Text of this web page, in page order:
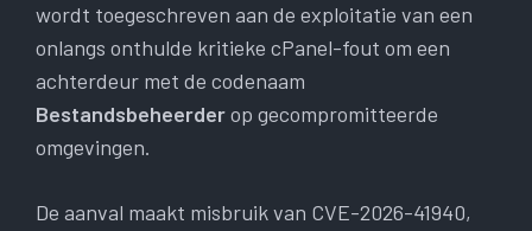
wordt toegeschreven aan de exploitatie van een
onlangs onthulde kritieke cPanel-fout om een ​​
achterdeur met de codenaam
Bestandsbeheerderop gecompromitteerde
omgevingen.
De aanval maakt misbruik van CVE-2026-41940,